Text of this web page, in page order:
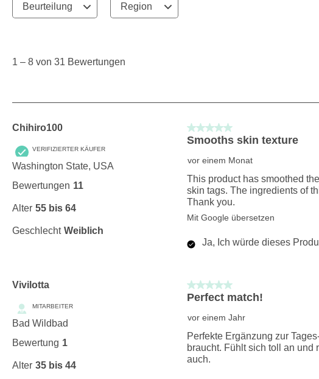
Beurteilung Region
8
1 – 8 von 31 Bewertungen
Chihiro100
VERIFIZIERTER KÄUFER
Washington State, USA
Bewertungen 11
Alter 55 bis 64
Geschlecht Weiblich
5 von 5 Sternen.
Smooths skin texture
vor einem Monat
This product has smoothed
skin tags. The ingredients of
Thank you.
Mit Google übersetzen
Ja, Ich würde dieses
Vivilotta
MITARBEITER
Bad Wildbad
Bewertung 1
Alter 35 bis 44
5 von 5 Sternen.
Perfect match!
vor einem Jahr
Perfekte Ergänzung zur
braucht. Fühlt sich toll an
auch.